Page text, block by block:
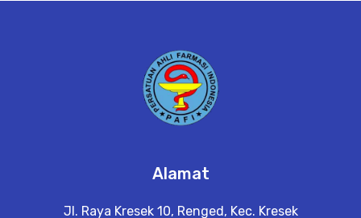
Alamat
Jl. Raya Kresek 10, Renged, Kec. Kresek